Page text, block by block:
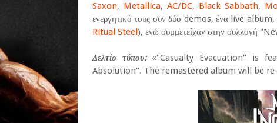
Saxon, Metallica, AC/DC, Black Sabbath,
ενεργητικό τους συν δύο demos, ένα live
Ritual Steel), ενώ συμμετείχαν στην συλλογή
Δελτίο τύπου:«"Casualty Evacuation" is
Absolution". The remastered album will be